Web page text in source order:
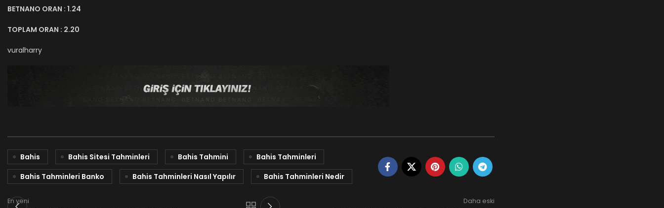
BETNANO ORAN : 1.24
TOPLAM ORAN : 2.20
vuralharry
Bahis Bahis Sitesi Tahminleri Bahis Tahmini
Bahis Tahminleri
Bahis Tahminleri Banko
Bahis Tahminleri Nasıl Yapılır Bahis Tahminleri Nedir
En yeni
Daha eski